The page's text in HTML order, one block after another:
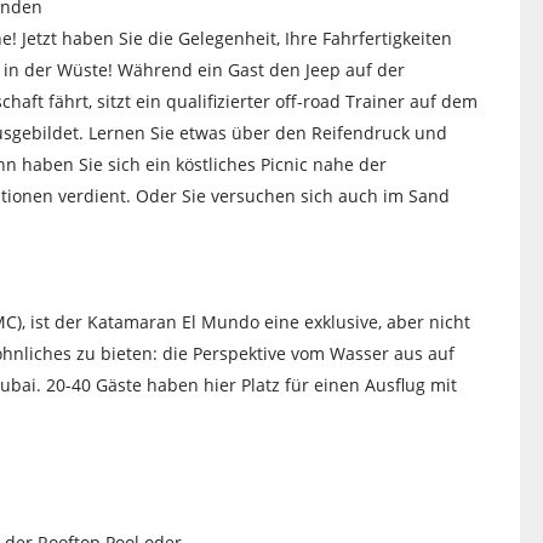
Jetzt haben Sie die Gelegenheit, Ihre Fahrfertigkeiten
der Wüste! Während ein Gast den Jeep auf der
fährt, sitzt ein qualifizierter off-road Trainer auf dem
Lernen Sie etwas über den Reifendruck und
haben Sie sich ein köstliches Picnic nahe der
verdient. Oder Sie versuchen sich auch im Sand
ist der Katamaran El Mundo eine exklusive, aber nicht
zu bieten: die Perspektive vom Wasser aus auf
20-40 Gäste haben hier Platz für einen Ausflug mit